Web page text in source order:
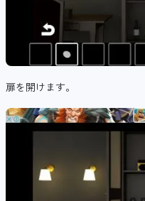
扉を開けます。